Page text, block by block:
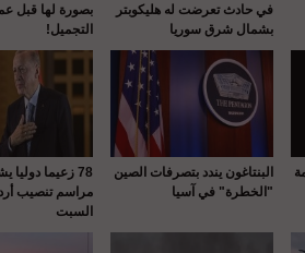
في حادث تعرضت له هليكوبتر
بشمال شرق سوريا
بصورة لها قبل
التجميل!
البنتاغون يندد بتصرفات الصين
"الخطرة" في آسيا
78 زعيما
مراسم تنصيب
السبت